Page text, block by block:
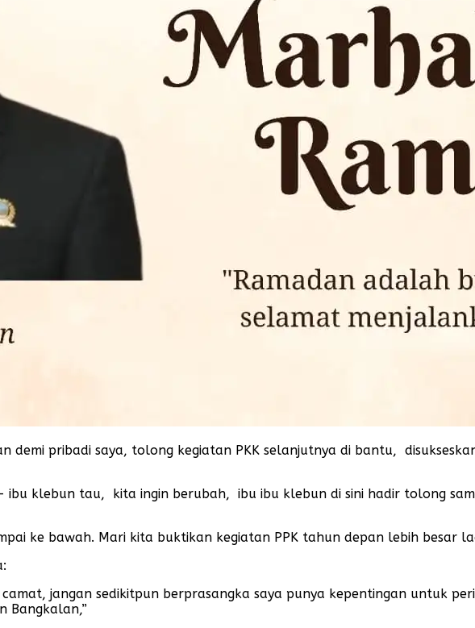
demi pribadi saya, tolong kegiatan PKK selanjutnya di bantu,
klebun tau, kita ingin berubah, ibu ibu klebun di sini hadir tolong
ke bawah. Mari kita buktikan kegiatan PPK tahun depan lebih besar
jangan sedikitpun berprasangka saya punya kepentingan untuk
Bangkalan,”